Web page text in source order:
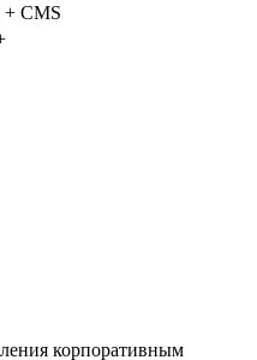
CMS
корпоративным